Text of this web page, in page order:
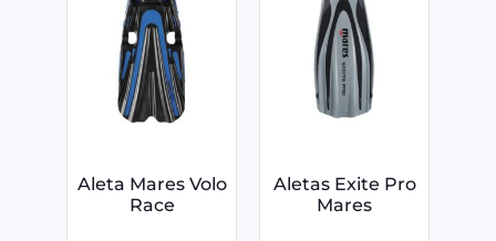
Aleta Mares Volo
Race
Aletas Exite Pro
Mares